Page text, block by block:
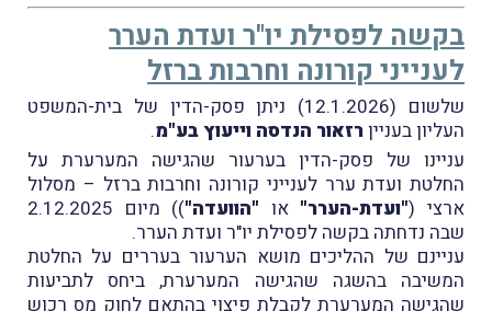
בקשה לפסילת יו"ר ועדת הערר
לענייני קורונה וחרבות ברזל
שלשום (12.1.2026) ניתן פסק-הדין של בית-המשפט
העליון בענייןרזאור הנדסה וייעוץ בע"מ.
עניינו של פסק-הדין בערעור שהגישה המערערת על
החלטת ועדת ערר לענייני קורונה וחרבות ברזל – מסלול
ארצי ("ועדת-הערר"או "הוועדה"
)) מיום 2.12.2025
שבה נדחתה בקשה לפסילת יו"ר ועדת הערר.
עניינם של ההליכים מושא הערעור בעררים על החלטת
המשיבה בהשגה שהגישה המערערת, ביחס לתביעות
שהגישה המערערת לקבלת פיצוי בהתאם לחוק מס רכוש